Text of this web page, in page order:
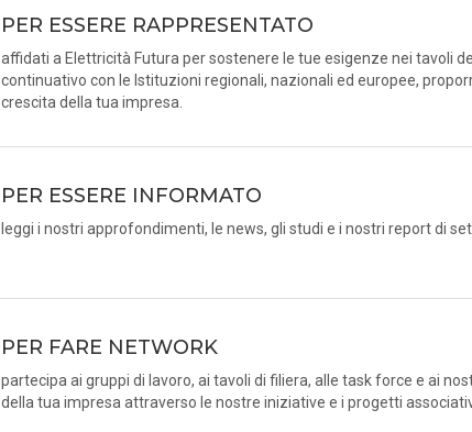
PER ESSERE RAPPRESENTATO
affidati a Elettricità Futura per sostenere le tue esigenze nei tavoli
continuativo con le Istituzioni regionali, nazionali ed europee,
crescita della tua impresa.
PER ESSERE INFORMATO
leggi i nostri approfondimenti, le news, gli studi e i nostri report di
PER FARE NETWORK
partecipa ai gruppi di lavoro, ai tavoli di filiera, alle task force e ai
della tua impresa attraverso le nostre iniziative e i progetti